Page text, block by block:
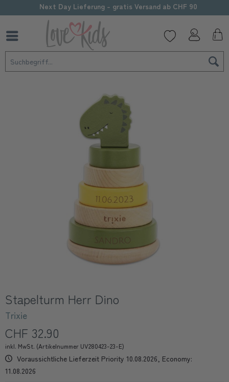
Next Day Lieferung - gratis Versand ab CHF 90
Stapelturm Herr Dino
Trixie
CHF 32.90
inkl. MwSt. (Artikelnummer UV280423-23-E)
Voraussichtliche Lieferzeit Priority 10.08.2026, Economy:
11.08.2026